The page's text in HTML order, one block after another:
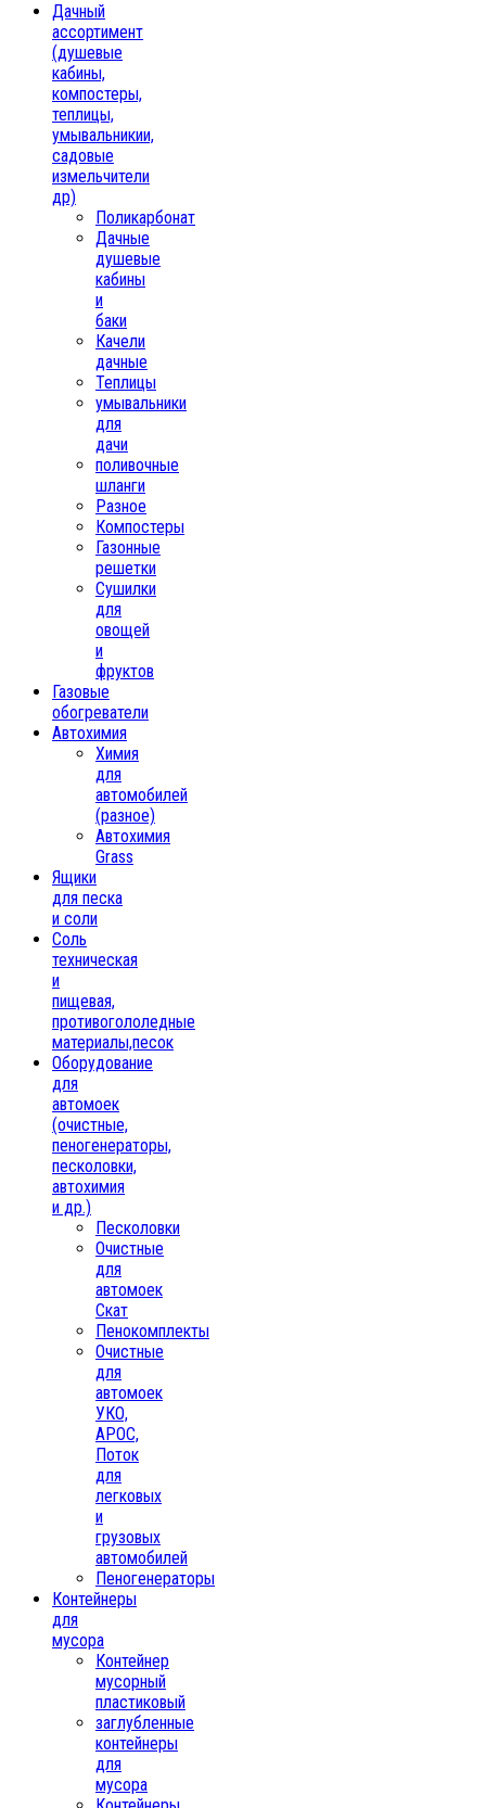
Дачный
ассортимент
(душевые
кабины,
компостеры,
теплицы,
умывальникии,
садовые
измельчители
др)
Поликарбонат
Дачные
душевые
кабины
и
баки
Качели
дачные
Теплицы
умывальники
для
дачи
поливочные
шланги
Разное
Компостеры
Газонные
решетки
Сушилки
для
овощей
и
фруктов
Газовые
обогреватели
Автохимия
Химия
для
автомобилей
(разное)
Автохимия
Grass
Ящики
для песка
и соли
Соль
техническая
и
пищевая,
противогололедные
материалы,песок
Oборудование
для
автомоек
(очистные,
пеногенераторы,
песколовки,
автохимия
и др.)
Песколовки
Очистные
для
автомоек
Скат
Пенокомплекты
Очистные
для
автомоек
УКО,
АРОС,
Поток
для
легковых
и
грузовых
автомобилей
Пеногенераторы
Контейнеры
для
мусора
Контейнер
мусорный
пластиковый
заглубленные
контейнеры
для
мусора